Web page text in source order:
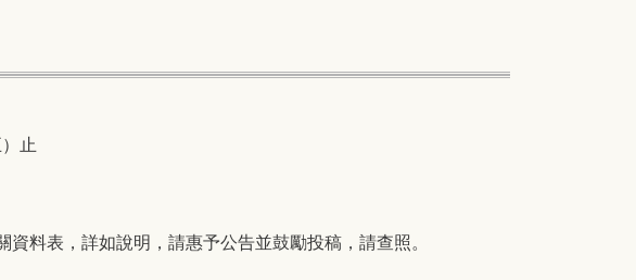
止
料表，詳如說明，請惠予公告並鼓勵投稿，請查照。